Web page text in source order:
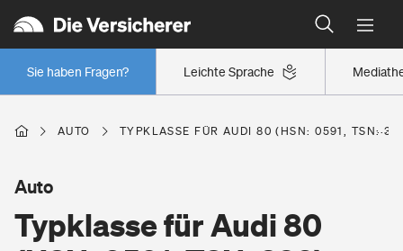
Leichte Sprache
Sie haben Fragen?
Wer versichert was: Jetzt Versicherer finden
Regionalklassen: So ist Ihre Region eingestuft
Wer versichert was: Jetzt Versicherer finden
Berufsunfähigkeitsversicherung
AUTO TYPKLASSE FÜR AUDI 80 (HSN: 0591, TSN:
Typklasse für Audi 80
Auto